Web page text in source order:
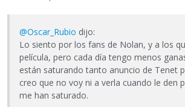
@Oscar_Rubio dijo:
Lo siento por los fans de Nolan, y a los
película, pero cada día tengo menos
están saturando tanto anuncio de Tenet
creo que no voy ni a verla cuando le den
me han saturado.